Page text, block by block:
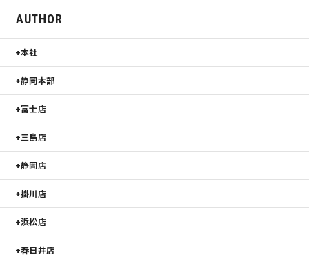
AUTHOR
本社
静岡本部
富士店
三島店
静岡店
掛川店
浜松店
春日井店